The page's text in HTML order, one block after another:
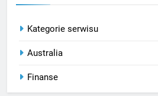
Kategorie serwisu
Australia
Finanse